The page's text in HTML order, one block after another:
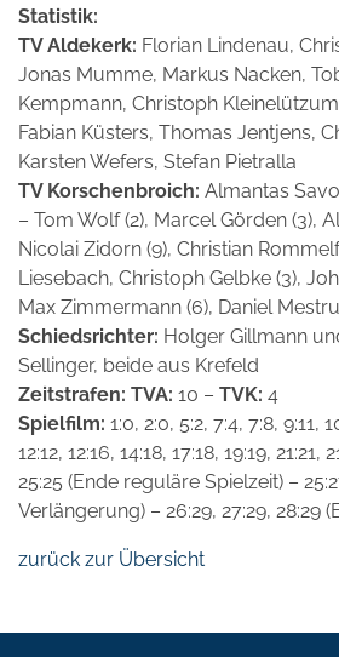
Statistik:
TV Aldekerk: Florian Lindenau,
Jonas Mumme, Markus Nacken,
Kempmann, Christoph
Fabian Küsters, Thomas Jentjens,
Karsten Wefers, Stefan Pietralla
TV Korschenbroich: Almantas
– Tom Wolf (2), Marcel Görden (3),
Nicolai Zidorn (9), Christian
Liesebach, Christoph Gelbke (3),
Max Zimmermann (6), Daniel
Schiedsrichter: Holger Gillmann
Sellinger, beide aus Krefeld
Zeitstrafen: TVA: 10 – TVK: 4
Spielfilm: 1:0, 2:0, 5:2, 7:4, 7:8, 9:11,
12:12, 12:16, 14:18, 17:18, 19:19, 21:21,
25:25 (Ende reguläre Spielzeit) –
Verlängerung) – 26:29, 27:29, 28:29
zurück zur Übersicht